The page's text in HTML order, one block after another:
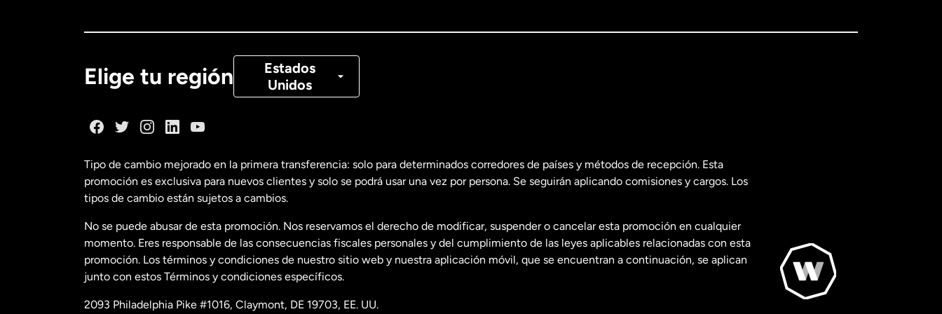
Elige tu región
Estados
Unidos
Canadá Français
Estados Unidos English
Estados Unidos Español
Francia
Tipo de cambio mejorado en la primera transferencia: solo para determinados corredores de países y métodos de recepción. Esta
promoción es exclusiva para nuevos clientes y solo se podrá usar una vez por persona. Se seguirán aplicando comisiones y cargos. Los
tipos de cambio están sujetos a cambios.
No se puede abusar de esta promoción. Nos reservamos el derecho de modificar, suspender o cancelar esta promoción en cualquier
momento. Eres responsable de las consecuencias fiscales personales y del cumplimiento de las leyes aplicables relacionadas con esta
promoción. Los términos y condiciones de nuestro sitio web y nuestra aplicación móvil, que se encuentran a continuación, se aplican
junto con estos Términos y condiciones específicos.
2093 Philadelphia Pike #1016, Claymont, DE 19703, EE. UU.